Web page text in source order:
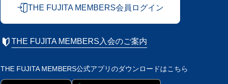
THE FUJITA MEMBERS会員ログイン
THE FUJITA MEMBERS入会のご案内
THE FUJITA MEMBERS公式アプリのダウンロードはこちら